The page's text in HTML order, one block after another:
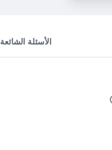
الأسئلة الشائعة